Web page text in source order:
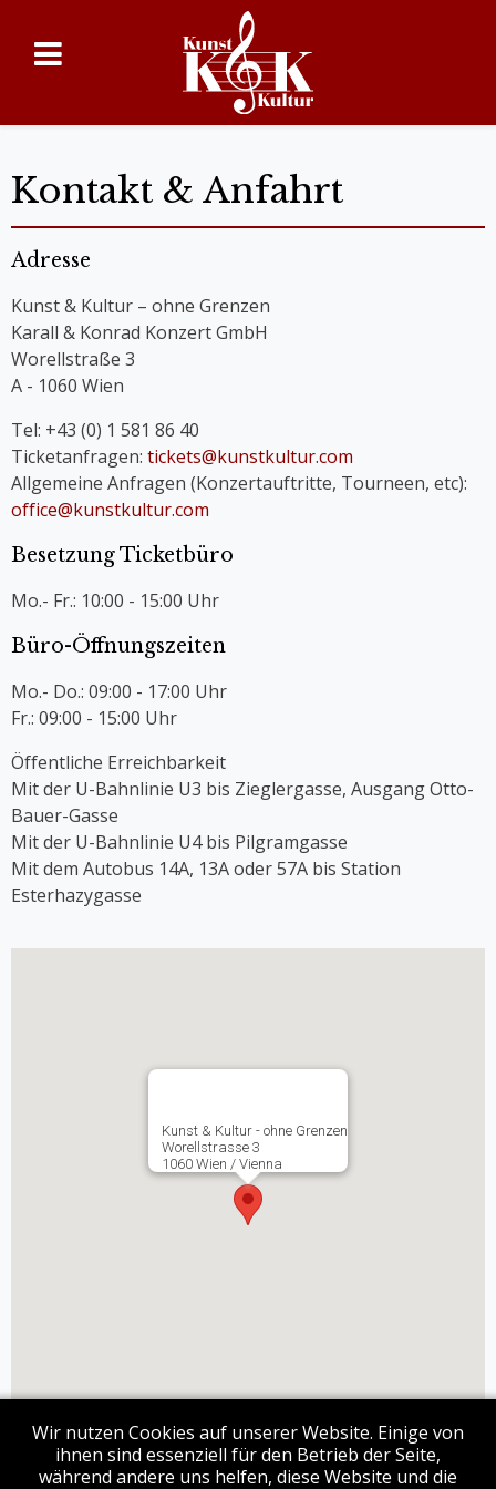
Kontakt & Anfahrt
Adresse
Kunst & Kultur – ohne Grenzen
Karall & Konrad Konzert GmbH
Worellstraße 3
A - 1060 Wien
Tel: +43 (0) 1 581 86 40
Ticketanfragen: tickets@kunstkultur.com
Allgemeine Anfragen (Konzertauftritte, Tourneen, etc):
office@kunstkultur.com
Besetzung Ticketbüro
Mo.- Fr.: 10:00 - 15:00 Uhr
Büro-Öffnungszeiten
Mo.- Do.: 09:00 - 17:00 Uhr
Fr.: 09:00 - 15:00 Uhr
Öffentliche Erreichbarkeit
Mit der U-Bahnlinie U3 bis Zieglergasse, Ausgang Otto-
Bauer-Gasse
Mit der U-Bahnlinie U4 bis Pilgramgasse
Mit dem Autobus 14A, 13A oder 57A bis Station
Esterhazygasse
Kunst & Kultur - ohne Grenzen
Worellstrasse 3
1060 Wien / Vienna
Wir nutzen Cookies auf unserer Website. Einige von
ihnen sind essenziell für den Betrieb der Seite,
während andere uns helfen, diese Website und die